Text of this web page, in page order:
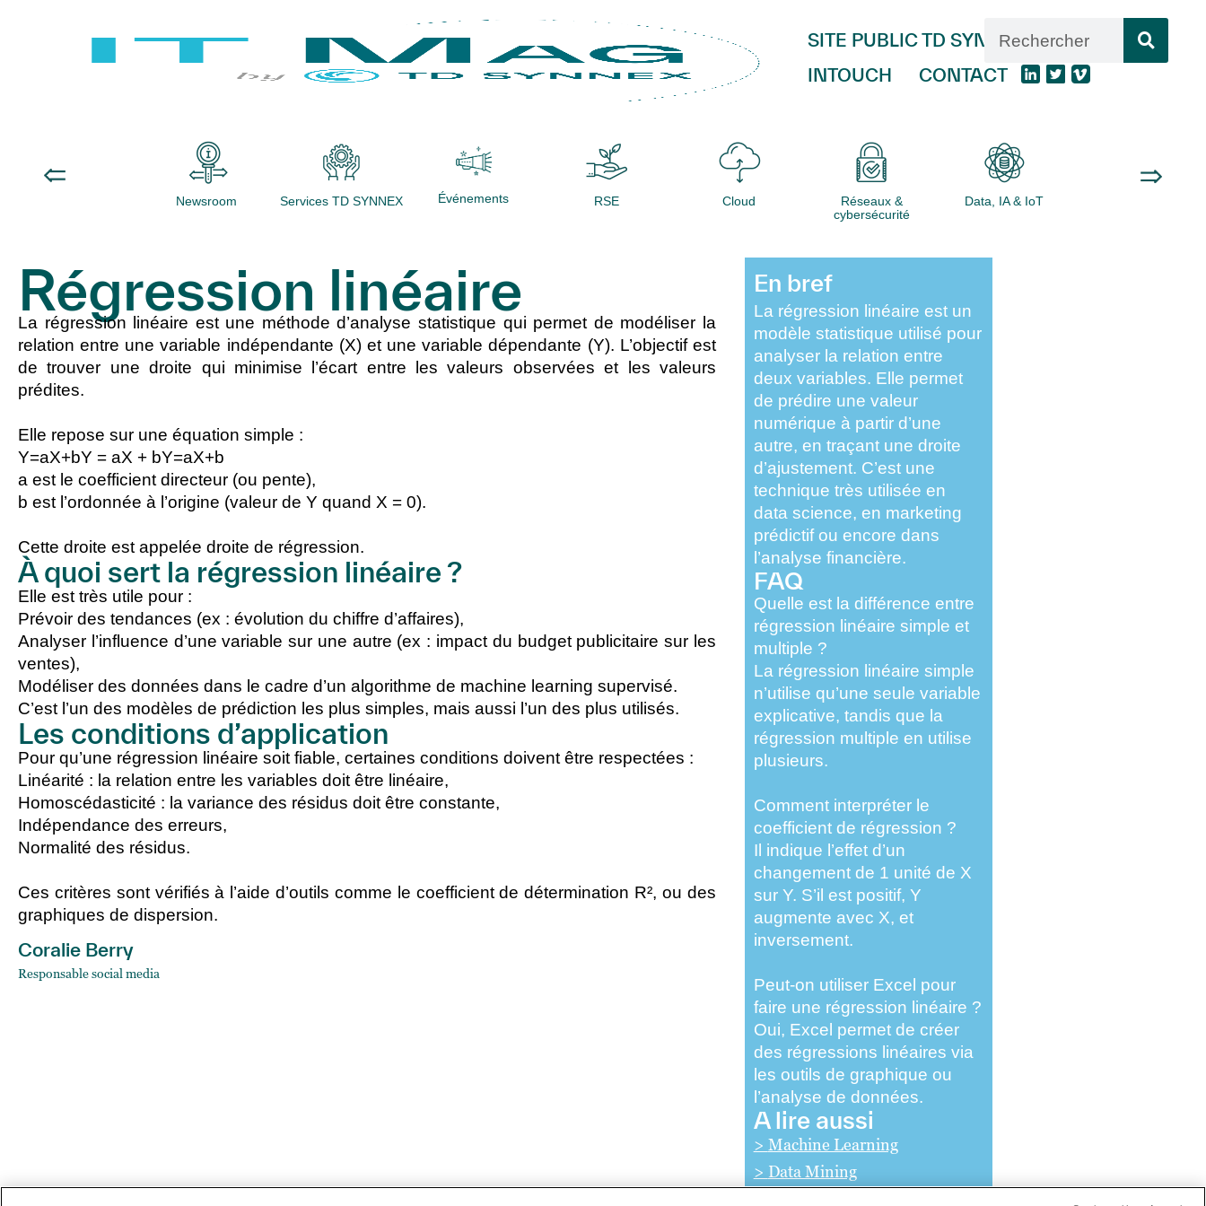
SITE PUBLIC TD SYNNEX
INTOUCH
CONTACT
Newsroom Services TD SYNNEX Événements RSE Cloud
Réseaux &
cybersécurité
Data, IA & IoT
Régression linéaire
La régression linéaire est une méthode d’analyse statistique qui permet de modéliser la
relation entre unevariable indépendante (X) et unevariable dépendante (Y). L’objectif est
de trouver unedroite qui minimise l’écart entre les valeurs observées et les valeurs
prédites.
Elle repose sur une équation simple :
Y=aX+bY = aX + bY=aX+b
a est le coefficient directeur (ou pente),
b est l’ordonnée à l’origine (valeur de Y quand X = 0).
Cette droite est appelée droite de régression.
À quoi sert la régression linéaire ?
Elle est très utile pour :
Prévoir des tendances (ex : évolution du chiffre d’affaires),
Analyser l’influence d’une variable sur une autre (ex : impact du budget publicitaire sur les
ventes),
Modéliser des données dans le cadre d’un algorithme de machine learning supervisé.
C’est l’un des modèles de prédiction les plus simples, mais aussi l’un des plus utilisés.
Les conditions d’application
Pour qu’une régression linéaire soit fiable, certaines conditions doivent être respectées :
Linéarité : la relation entre les variables doit être linéaire,
Homoscédasticité : la variance des résidus doit être constante,
Indépendance des erreurs,
Normalité des résidus.
Ces critères sont vérifiés à l’aide d’outils comme le coefficient de détermination R², ou des
graphiques de dispersion.
Coralie Berry
Responsable social media
En bref
La régression linéaire est un
modèle statistique utilisé pour
analyser la relation entre
deux variables. Elle permet
de prédire une valeur
numérique à partir d’une
autre, en traçant une droite
d’ajustement. C’est une
technique très utilisée en
data science, en marketing
prédictifou encore dans
l’analyse financière.
FAQ
Quelle est la différence entre
régression linéaire simple et
multiple ?
La régression linéaire simple
n’utilise qu’une seule variable
explicative, tandis que la
régression multiple en utilise
plusieurs.
Comment interpréter le
coefficient de régression ?
Il indique l’effet d’un
changement de 1 unité de X
sur Y. S’il est positif, Y
augmente avec X, et
inversement.
Peut-on utiliser Excel pour
faire une régression linéaire ?
Oui, Excel permet de créer
des régressions linéaires via
les outils de graphique ou
l’analyse de données.
A lire aussi
> Machine Learning
> Data Mining